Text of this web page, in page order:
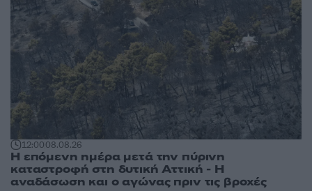
12:0008.08.26
Η επόμενη ημέρα μετά την πύρινη
καταστροφή στη δυτική Αττική - Η
αναδάσωση και ο αγώνας πριν τις βροχές